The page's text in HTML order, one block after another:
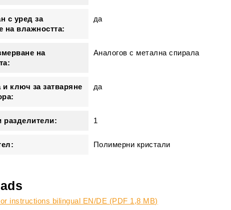
с уред за
на влажността:
да
на
Аналогов с метална спирала
и ключ за затваряне
да
разделители: 1
Полимерни кристали
instructions bilingual EN/DE (PDF 1,8 MB)